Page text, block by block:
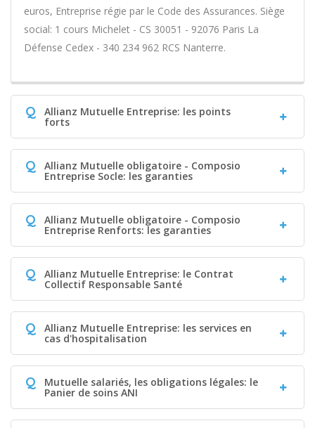
euros, Entreprise régie par le Code des Assurances. Siège
social: 1 cours Michelet - CS 30051 - 92076 Paris La
Défense Cedex - 340 234 962 RCS Nanterre.
Q Allianz Mutuelle Entreprise: les points
forts
Q Allianz Mutuelle obligatoire - Composio
Entreprise Socle: les garanties
Q Allianz Mutuelle obligatoire - Composio
Entreprise Renforts: les garanties
Q Allianz Mutuelle Entreprise: le Contrat
Collectif Responsable Santé
Q Allianz Mutuelle Entreprise: les services en
cas d'hospitalisation
Q Mutuelle salariés, les obligations légales: le
Panier de soins ANI